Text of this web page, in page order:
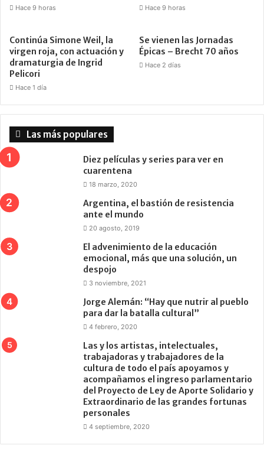
Hace 9 horas Hace 9 horas
Continúa Simone Weil, la
virgen roja, con actuación y
dramaturgia de Ingrid
Pelicori
Hace 1 día
Se vienen las Jornadas
Épicas – Brecht 70 años
Hace 2 días
Las más populares
Diez películas y series para ver en
cuarentena
18 marzo, 2020
Argentina, el bastión de resistencia
ante el mundo
20 agosto, 2019
El advenimiento de la educación
emocional, más que una solución, un
despojo
3 noviembre, 2021
Jorge Alemán: “Hay que nutrir al pueblo
para dar la batalla cultural”
4 febrero, 2020
Las y los artistas, intelectuales,
trabajadoras y trabajadores de la
cultura de todo el país apoyamos y
acompañamos el ingreso parlamentario
del Proyecto de Ley de Aporte Solidario y
Extraordinario de las grandes fortunas
personales
4 septiembre, 2020